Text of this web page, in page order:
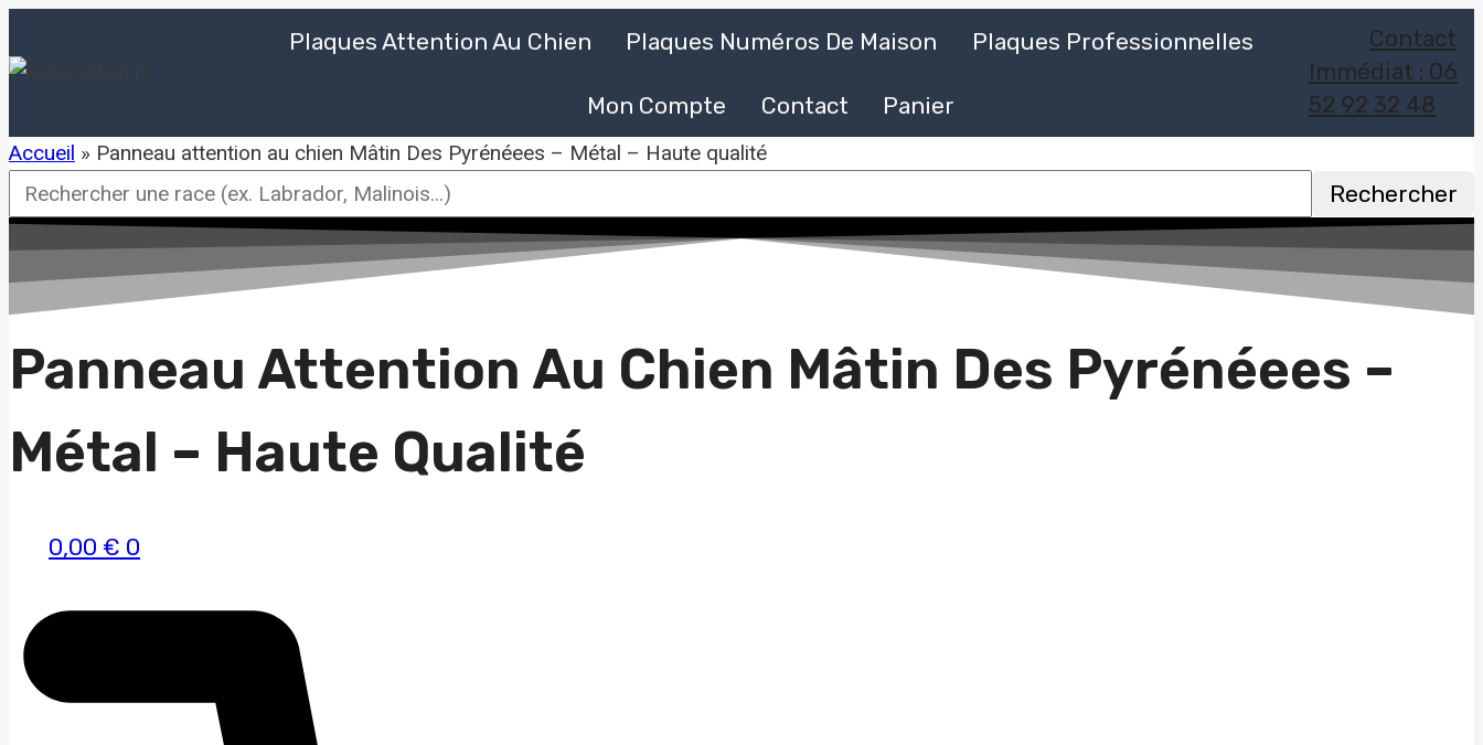
au
Plaques Attention Au Chien Plaques Numéros De Maison Plaques Professionnelles
Mon Compte Contact Panier
Contact
Immédiat : 06
52 92 32 48
Accueil » Panneau attention au chien Mâtin Des Pyrénéees – Métal – Haute qualité
Rechercher
race
Rechercher
Panneau Attention Au Chien Mâtin Des Pyrénéees –
Métal – Haute Qualité
0,00 € 0